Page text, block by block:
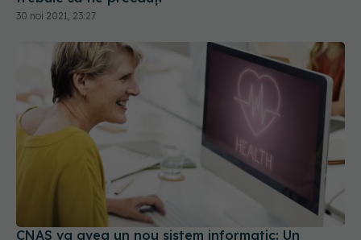
30 noi 2021, 23:27
CNAS va avea un nou sistem informatic: Un